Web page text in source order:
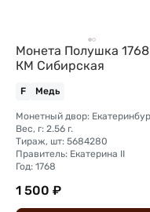
Монета Полушка 1768
КМ Сибирская
F Медь
Вес, г: 2.56 г.
Тираж, шт: 5684280
Правитель: Екатерина II
Год: 1768
1 500 ₽